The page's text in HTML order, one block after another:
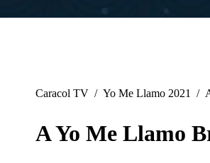
Caracol TV / Yo Me Llamo 2021 /
A Yo Me Llamo